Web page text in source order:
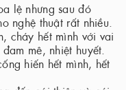
lệ nhưng sau đó
nghệ thuật rất nhiều.
cháy hết mình với vai
mê, nhiệt huyết.
hiến hết mình, hết